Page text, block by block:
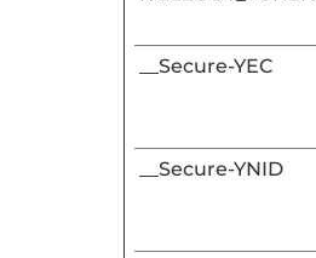
__Secure-YEC
__Secure-YNID